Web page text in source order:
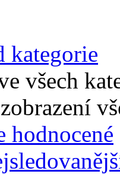
kategorie
všech
hodnocené